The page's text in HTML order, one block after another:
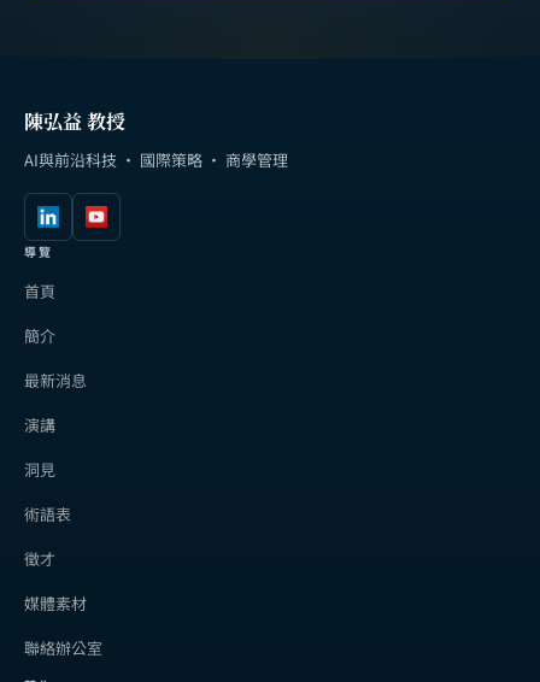
陳弘益 教授
AI與前沿科技 · 國際策略 · 商學管理
導覽
首頁
簡介
最新消息
演講
洞見
術語表
徵才
媒體素材
聯絡辦公室